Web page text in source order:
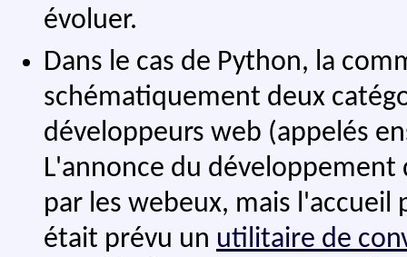
évoluer.
Dans le cas de Python, la
schématiquement deux
développeurs web (appelés
L'annonce du développement
par les webeux, mais
était prévu un utilitaire de